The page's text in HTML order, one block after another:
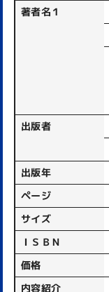
著者名１
出版者
出版年
ページ
サイズ
ＩＳＢＮ
価格
内容紹介